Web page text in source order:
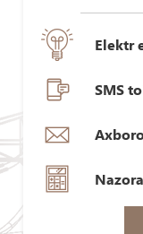
Elektr
SMS